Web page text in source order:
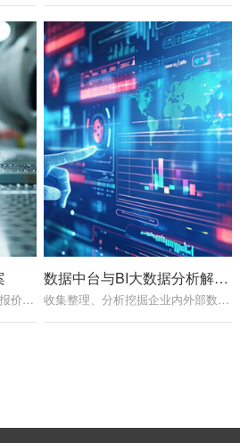
对不锈钢加工过程中的接单、报价、设计、生产、财务、发货等全过程的管理，优化各项生产要素，提高生产效率
数据中台与BI大数据分析解决方案
收集整理、分析挖掘企业内外部数据、结构化数据和非结构化数据等。通过对这些数据进行深入分析和挖掘，呈现可视化分析结果，优化业务流程和资源配置